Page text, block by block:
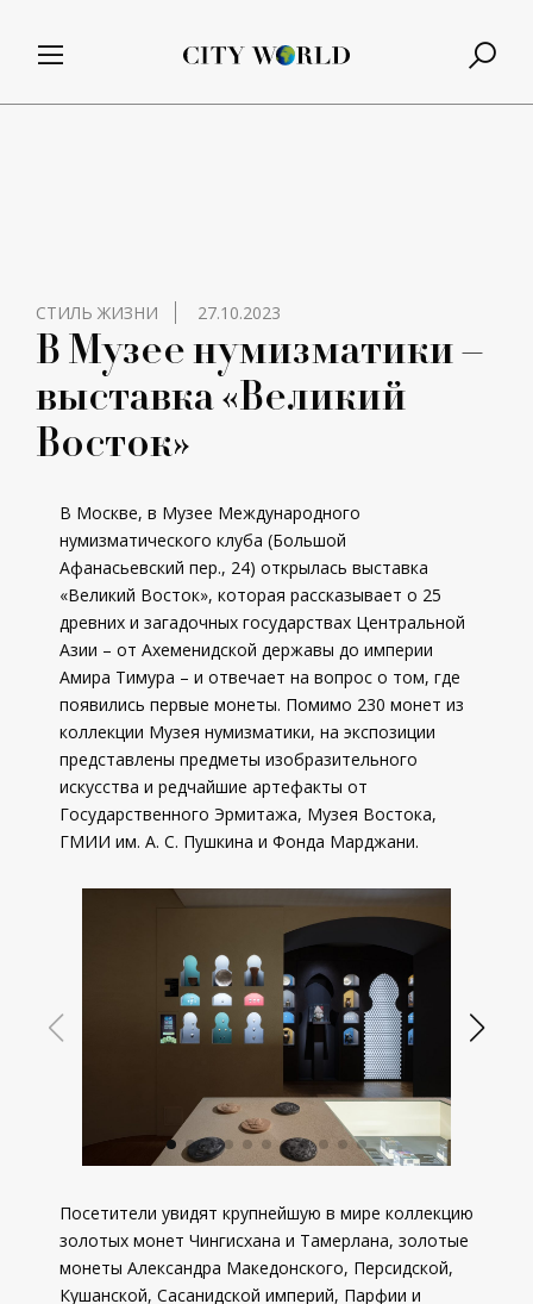
СТИЛЬ ЖИЗНИ 27.10.2023
В Музее нумизматики –
выставка «Великий
Восток»
В Москве, в Музее Международного
нумизматического клуба (Большой
Афанасьевский пер., 24) открылась выставка
«Великий Восток», которая рассказывает о 25
древних и загадочных государствах Центральной
Азии – от Ахеменидской державы до империи
Амира Тимура – и отвечает на вопрос о том, где
появились первые монеты. Помимо 230 монет из
коллекции Музея нумизматики, на экспозиции
представлены предметы изобразительного
искусства и редчайшие артефакты от
Государственного Эрмитажа, Музея Востока,
ГМИИ им. А. С. Пушкина и Фонда Марджани.
Посетители увидят крупнейшую в мире коллекцию
золотых монет Чингисхана и Тамерлана, золотые
монеты Александра Македонского, Персидской,
Кушанской, Сасанидской империй, Парфии и